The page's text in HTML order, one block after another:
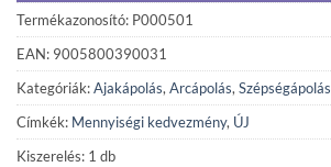
Termékazonosító: P000501
EAN: 9005800390031
Kategóriák:Ajakápolás,Arcápolás,Szépségápolás
Címkék: Mennyiségi kedvezmény, ÚJ
Kiszerelés: 1 db